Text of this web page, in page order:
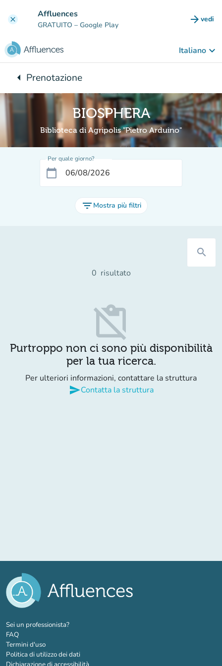
clear Affluences
GRATUITO – Google Play arrow_forward vedi
Italiano keyboard_arrow_down
arrow_leftTorna a:
Prenotazione
BIOSPHERA
Biblioteca di Agripolis "Pietro Arduino"
Per quale giorno?
calendar_today
filter_list Mostra più filtri
search
0 risultato
content_paste_off
Purtroppo non ci sono più disponibilità
per la tua ricerca.
Per ulteriori informazioni, contattare la struttura
sendContatta la struttura
Sei un professionista?(nuova scheda)
FAQ
Termini d'uso
Politica di utilizzo dei dati